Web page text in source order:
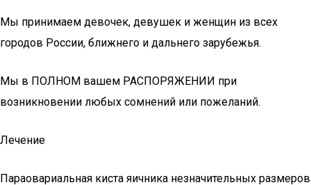
Мы принимаем девочек, девушек и женщин из всех
городов России, ближнего и дальнего зарубежья.
Мы в ПОЛНОМ вашем РАСПОРЯЖЕНИИ при
возникновении любых сомнений или пожеланий.
Лечение
Параовариальная киста яичника незначительных размеров